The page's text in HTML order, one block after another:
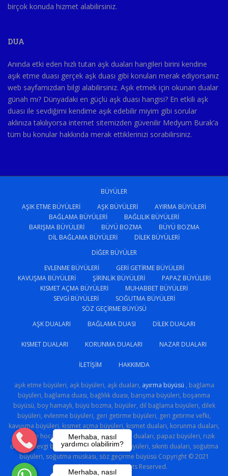
Merhaba, nasıl
Merhaba, nasıl
yardımcı olabilirim?
birçok konuda hizmet alabilirsiniz.
DUA
Anında etki eden hızlı tutan aşk duaları hangileri birini kendine
aşık etme duası gerçek aşk duası gibi konuları merak ediyorsanız
web sayfamızdan bilgi alabilirsiniz. Aşık etmek için okunan dualar
günah mı? Dünyadaki en güçlü aşk duası hangisi? En etkili aşk
duası ile sevdiğimi kendime aşık edebilir miyim gibi sorular
aklınıza takılıyorsa internet sitemizden güvenilir Medyum Burak’a
tüm bu konular hakkında merak ettiklerinizi sorabilirsiniz.
BÜYÜLER
AŞIK ETME BÜYÜLERI
AŞK BÜYÜLERI
AYIRMA BÜYÜLERI
BAĞLAMA BÜYÜLERI
BAĞLILIK BÜYÜLERI
BARIŞMA BÜYÜLERI
BÜYÜ BOZMA
BÜYÜ BOZMA
DIL BAĞLAMA BÜYÜLERI
DILEK BÜYÜLERI
DIĞER BÜYÜLER
EVLENME BÜYÜLERI
GERI GETIRME BÜYÜLERI
KAVUŞMA BÜYÜLERI
ŞIRINLIK BÜYÜLERI
PAPAZ BÜYÜLERI
KISMET AÇMA BÜYÜLERI
MUHABBET BÜYÜLERI
SEVGI BÜYÜLERI
SOĞUTMA BÜYÜLERI
SÖZ GEÇIRME BÜYÜSÜ
AŞK DUALARI
BAĞLAMA DUASI DILEK DUALARI
KISMET DUALARI KORUNMA DUALARI NAZAR DUALARI
İLETIŞIM HAKKIMDA
aşık etme büyüleri, aşk büyüleri, aşk duaları, ayırma büyüsü , bağlama
büyüleri, bağlama duası, bağlılık duası, barışma büyüleri, boşanma
büyüsü, boy hamaylı, büyü bozma, büyüler, dil bağlama büyüleri, dilek
büyüleri, evlenme büyüleri, geri getirme büyüleri, geri getirme vefki,
kavuşma büyüleri, kısmet açma büyüleri, kısmet duaları, korunma duaları,
medyum hoca, muhabbet büyüleri, nazar duaları, papaz büyüleri, rızık
duaları, sevgi büyüsü, sevgi sihri, şirinlik büyüleri, sıkıntı duaları, soğutma
büyüleri, soğutma muskası, söz geçirme büyüsü Copyright © 2021
Gercekhoca.com All Rights Reserved.